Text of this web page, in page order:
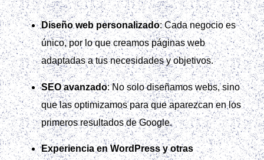
Diseño web personalizado: Cada negocio es
único, por lo que creamos páginas web
adaptadas a tus necesidades y objetivos.
SEO avanzado: No solo diseñamos webs, sino
que las optimizamos para que aparezcan en los
primeros resultados de Google.
Experiencia en WordPress y otras